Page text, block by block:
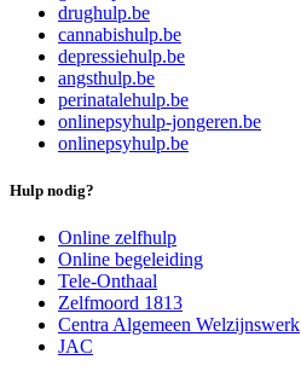
drughulp.be
cannabishulp.be
depressiehulp.be
angsthulp.be
perinatalehulp.be
onlinepsyhulp-jongeren.be
onlinepsyhulp.be
Hulp nodig?
Online zelfhulp
Online begeleiding
Tele-Onthaal
Zelfmoord 1813
Centra Algemeen Welzijnswerk
JAC